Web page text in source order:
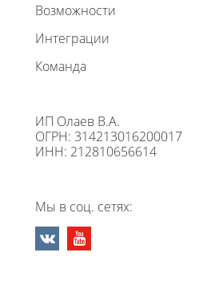
Возможности
Интеграции
Команда
ИП Олаев В.А.
ОГРН: 314213016200017
ИНН: 212810656614
Мы в соц. сетях: